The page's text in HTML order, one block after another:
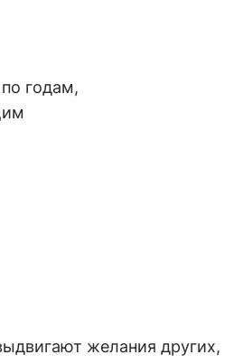
годам,
желания других,